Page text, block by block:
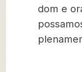
dom e